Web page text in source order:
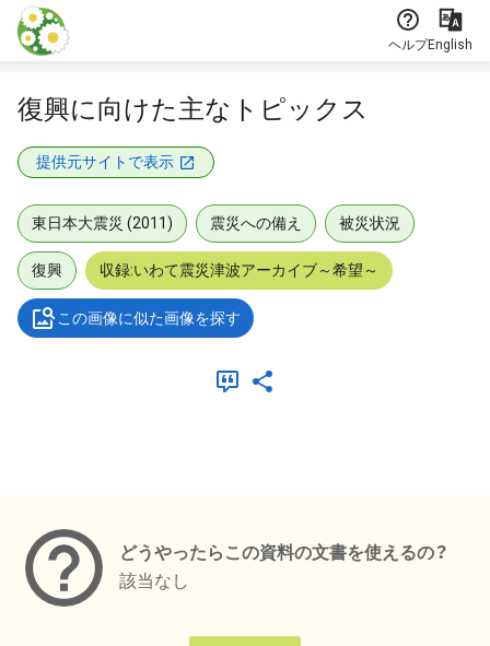
本文に飛ぶ
ヘルプEnglish
復興に向けた主なトピックス
提供元サイトで表示
東日本大震災 (2011) 震災への備え 被災状況
復興 収録:いわて震災津波アーカイブ～希望～
この画像に似た画像を探す
どうやったらこの資料の文書を使えるの？
該当なし